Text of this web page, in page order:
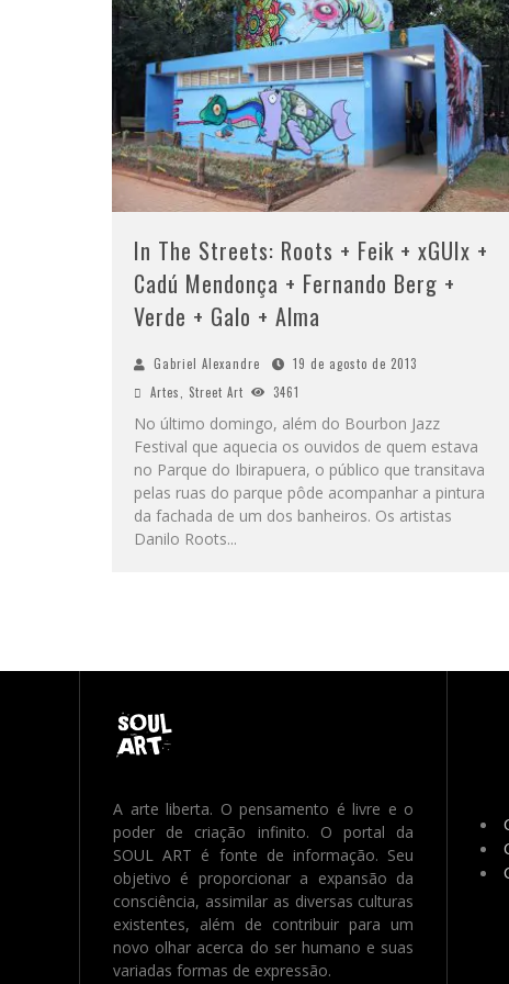
In The Streets: Roots + Feik + xGUIx +
Cadú Mendonça + Fernando Berg +
Verde + Galo + Alma
Gabriel Alexandre
19 de agosto de 2013
Artes
Street Art 3461
No último domingo, além do Bourbon Jazz
Festival que aquecia os ouvidos de quem estava
no Parque do Ibirapuera, o público que transitava
pelas ruas do parque pôde acompanhar a pintura
da fachada de um dos banheiros. Os artistas
Danilo Roots...
A arte liberta. O pensamento é livre e o
poder de criação infinito. O portal da
SOUL ART é fonte de informação. Seu
objetivo é proporcionar a expansão da
consciência, assimilar as diversas culturas
existentes, além de contribuir para um
novo olhar acerca do ser humano e suas
variadas formas de expressão.